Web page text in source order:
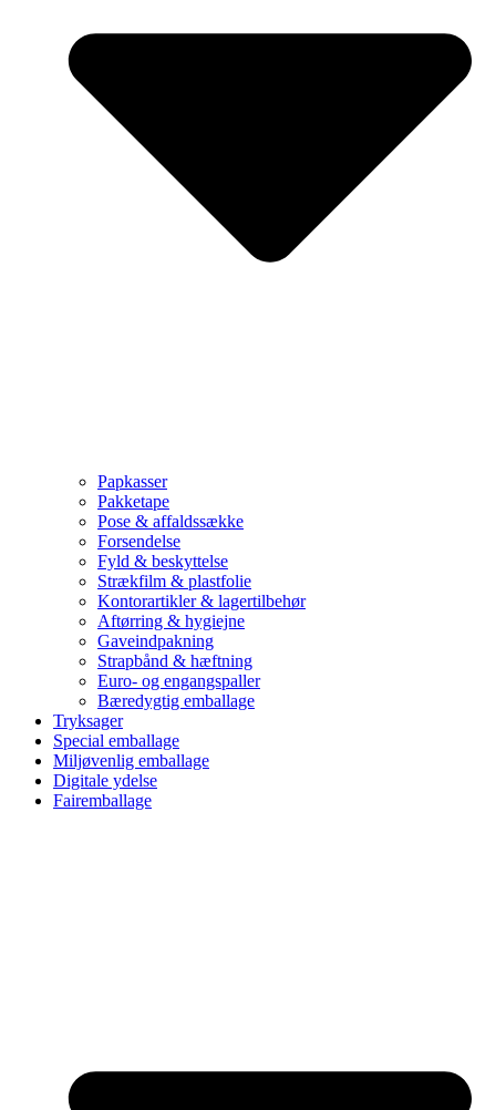
Papkasser
Pakketape
Pose & affaldssække
Forsendelse
Fyld & beskyttelse
Strækfilm & plastfolie
Kontorartikler & lagertilbehør
Aftørring & hygiejne
Gaveindpakning
Strapbånd & hæftning
Euro- og engangspaller
Bæredygtig emballage
Tryksager
Special emballage
Miljøvenlig emballage
Digitale ydelse
Fairemballage